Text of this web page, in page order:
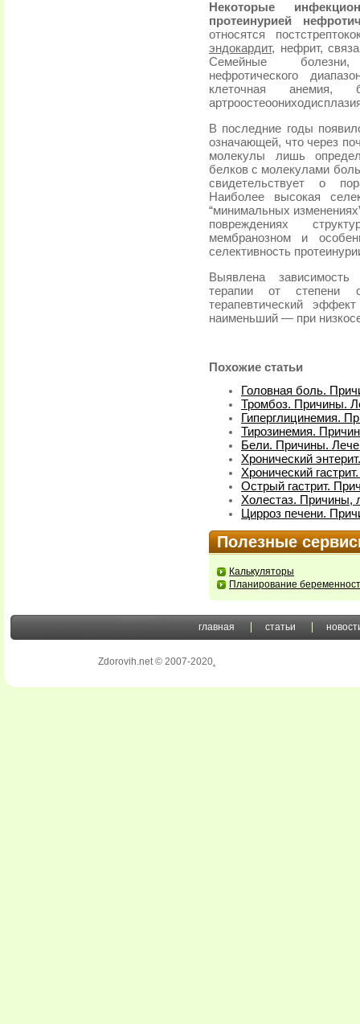
Некоторые
протеинурией
относятся
эндокардит, нефрит,
Семейные болезни,
нефротического
клеточная анемия,
В последние годы
означающей, что через
молекулы лишь
белков с молекулами
свидетельствует о
Наиболее высокая
“минимальных
повреждениях
мембранозном и
селективность
Выявлена зависимость
терапии от степени
терапевтический
наименьший — при
Похожие статьи
Головная боль.
Тромбоз. Причины.
Гиперглицинемия.
Тирозинемия.
Бели. Причины.
Хронический
Хронический
Острый гастрит.
Холестаз. Причины,
Цирроз печени.
Полезные
Калькуляторы
Планирование
главная статьи
Zdorovih.net © 2007-2020